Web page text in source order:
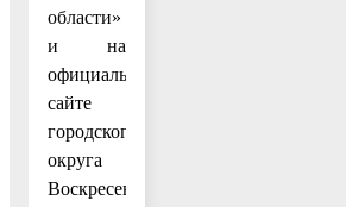
области»
и на
официальном
сайте
городского
округа
Воскресенск.